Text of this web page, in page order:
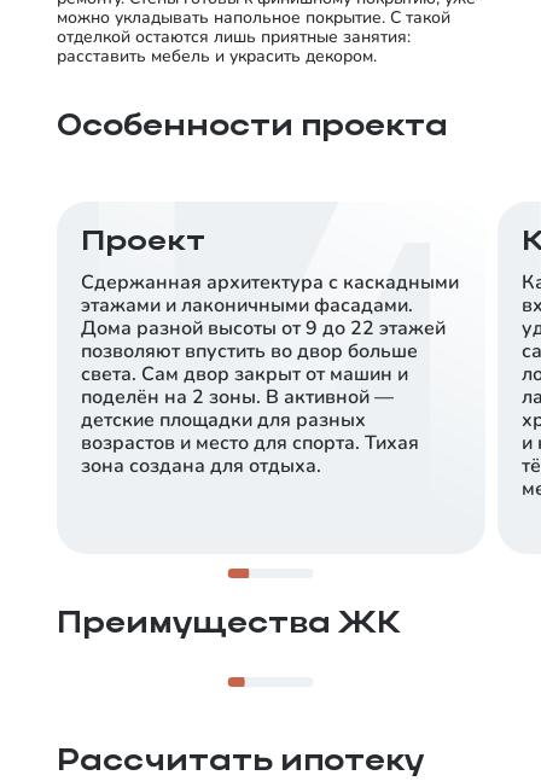
можно укладывать напольное покрытие. С такой
отделкой остаются лишь приятные занятия:
расставить мебель и украсить декором.
Особенности проекта
Проект
Сдержанная архитектура с каскадными
этажами и лаконичными фасадами.
Дома разной высоты от 9 до 22 этажей
позволяют впустить во двор больше
света. Сам двор закрыт от машин и
поделён на 2 зоны. В активной —
детские площадки для разных
возрастов и место для спорта. Тихая
зона создана для отдыха.
и
Преимущества ЖК
До центра 10 минут на машине, а у дома —
Рассчитать ипотеку